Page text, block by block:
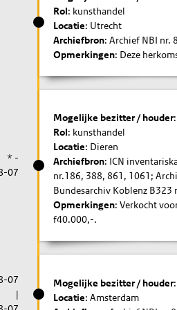
Rol: kunsthandel
Locatie: Utrecht
Archiefbron: Archief NBI nr.
Opmerkingen: Deze
* -
07
Mogelijke bezitter / houder
Rol: kunsthandel
Locatie: Dieren
Archiefbron: ICN
nr.186, 388, 861, 1061;
Bundesarchiv Koblenz B323
Opmerkingen: Verkocht
f40.000,-.
07
|
Mogelijke bezitter / houder
Locatie: Amsterdam